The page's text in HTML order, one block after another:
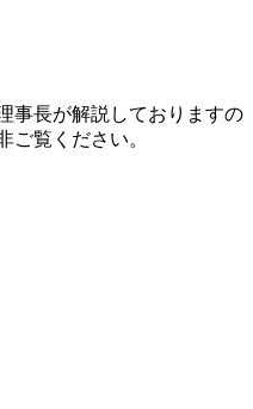
事長が解説しておりますの
ご覧ください。